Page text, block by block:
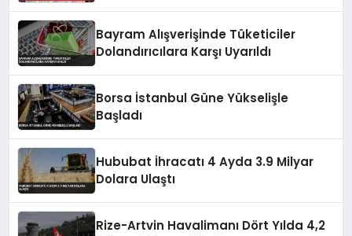
Bayram Alışverişinde Tüketiciler
Dolandırıcılara Karşı Uyarıldı
Borsa İstanbul Güne Yükselişle
Başladı
Hububat İhracatı 4 Ayda 3.9 Milyar
Dolara Ulaştı
Rize-Artvin Havalimanı Dört Yılda 4,2